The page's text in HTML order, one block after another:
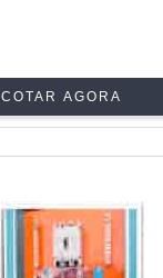
COTAR AGORA